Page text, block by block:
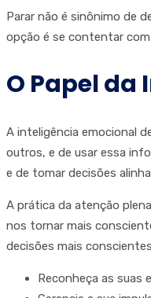
Parar não é sinônimo de
opção é se contentar
O Papel
A inteligência emocional
outros, e de usar essa
e de tomar decisões
A prática da atenção
nos tornar mais
decisões mais
Reconheça as suas